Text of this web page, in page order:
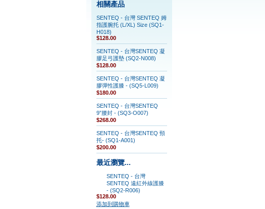
相關產品
SENTEQ - 台灣 SENTEQ 姆
指護腕托 (L/XL) Size (SQ1-
H018)
$128.00
SENTEQ - 台灣SENTEQ 凝
膠足弓護墊 (SQ2-N008)
$128.00
SENTEQ - 台灣SENTEQ 凝
膠彈性護膝 - (SQ5-L009)
$180.00
SENTEQ - 台灣SENTEQ
9”腰封 - (SQ3-O007)
$268.00
SENTEQ - 台灣SENTEQ 頸
托- (SQ1-A001)
$200.00
最近瀏覽...
SENTEQ - 台灣
SENTEQ 遠紅外線護膝
- (SQ2-R006)
$128.00
添加到購物車